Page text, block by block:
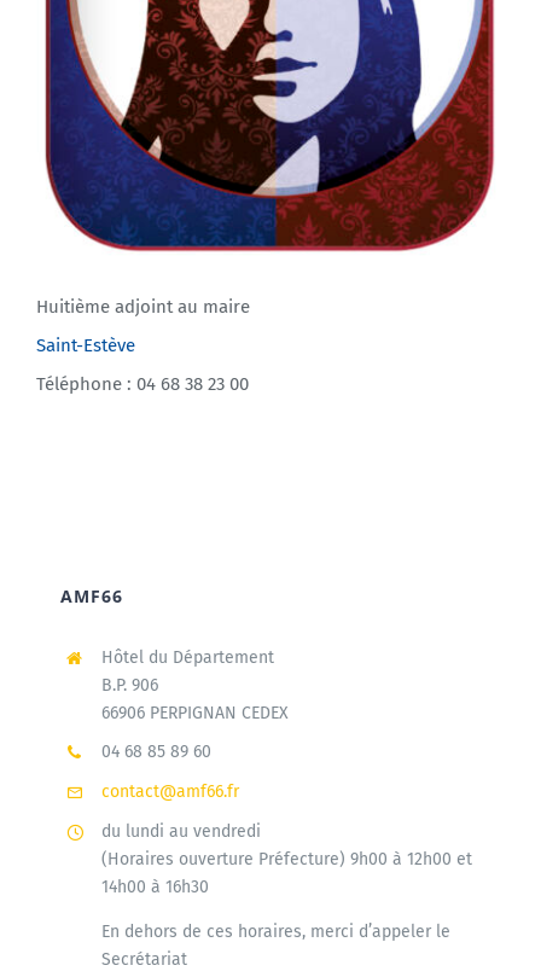
Huitième adjoint au maire
Saint-Estève
Téléphone : 04 68 38 23 00
AMF66
Hôtel du Département
B.P. 906
66906 PERPIGNAN CEDEX
04 68 85 89 60
contact@amf66.fr
du lundi au vendredi
(Horaires ouverture Préfecture) 9h00 à 12h00 et
14h00 à 16h30
En dehors de ces horaires, merci d’appeler le
Secrétariat